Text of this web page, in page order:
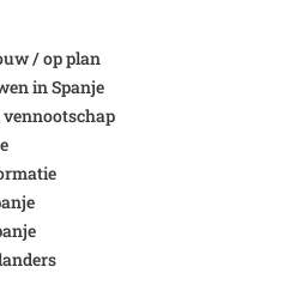
/ op plan
in Spanje
vennootschap